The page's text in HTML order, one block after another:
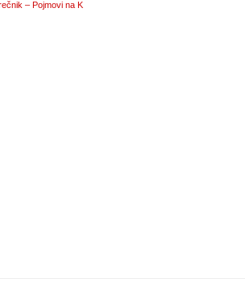
– Pojmovi na K